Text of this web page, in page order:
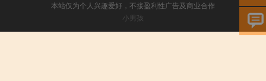
本站仅为个人兴趣爱好，不接盈利性广告及商业合作
小男孩